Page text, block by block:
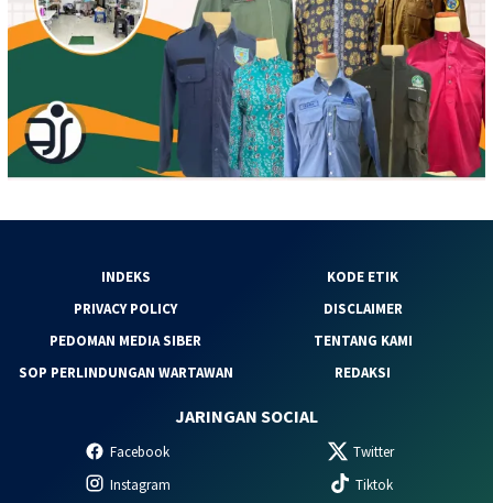
INDEKS
KODE ETIK
PRIVACY POLICY
DISCLAIMER
PEDOMAN MEDIA SIBER
TENTANG KAMI
SOP PERLINDUNGAN WARTAWAN
REDAKSI
JARINGAN SOCIAL
Facebook
Twitter
Instagram
Tiktok